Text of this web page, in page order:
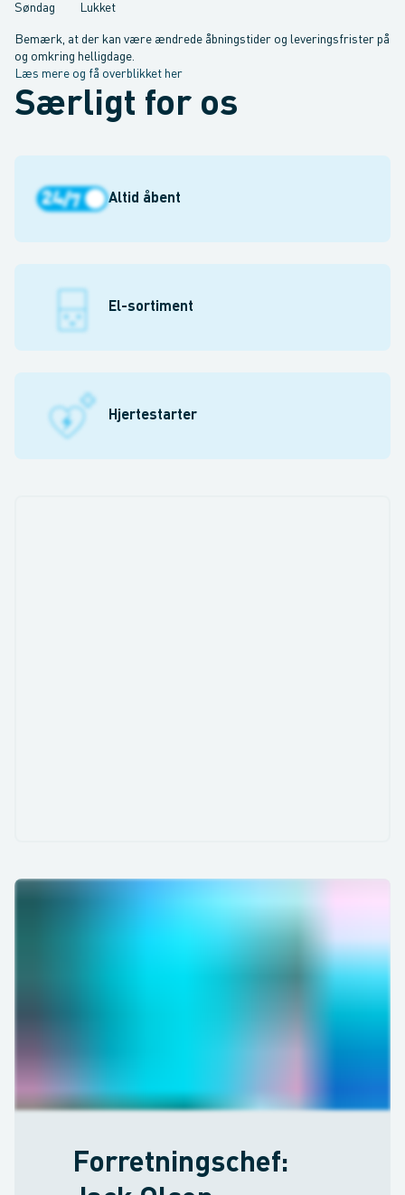
Søndag
Lukket
Bemærk, at der kan være ændrede åbningstider og leveringsfrister på
og omkring helligdage.
Læs mere og få overblikket her
Særligt for os
Altid åbent
El-sortiment
Hjertestarter
Forretningschef: